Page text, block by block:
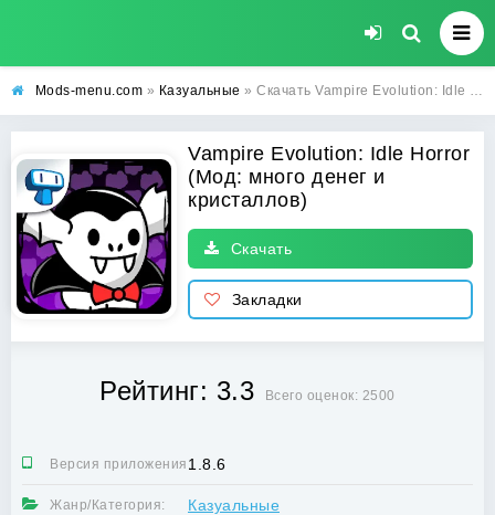
Mods-menu.com » Казуальные » Скачать Vampire Evolution: Idle Horror Взломанная на много денег и кристаллов на Андроид
Vampire Evolution: Idle Horror
(Мод: много денег и
кристаллов)
Скачать
Закладки
Рейтинг: 3.3 Всего оценок: 2500
Версия приложения:1.8.6
Жанр/Категория: Казуальные